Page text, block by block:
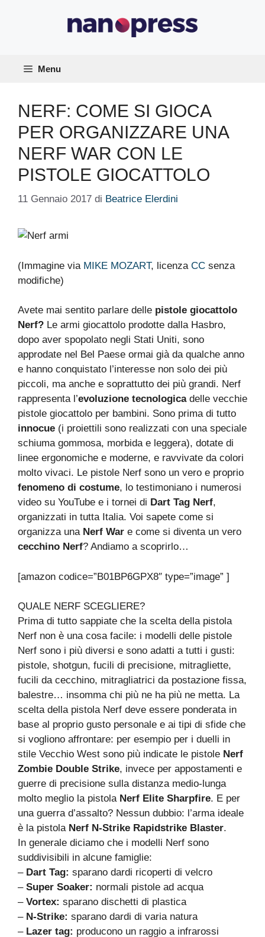
Menu
NERF: COME SI GIOCA
PER ORGANIZZARE UNA
NERF WAR CON LE
PISTOLE GIOCATTOLO
11 Gennaio 2017 di Beatrice Elerdini
(Immagine via MIKE MOZART, licenza CC senza
modifiche)
Avete mai sentito parlare delle pistole giocattolo
Nerf? Le armi giocattolo prodotte dalla Hasbro,
dopo aver spopolato negli Stati Uniti, sono
approdate nel Bel Paese ormai già da qualche anno
e hanno conquistato l’interesse non solo dei più
piccoli, ma anche e soprattutto dei più grandi. Nerf
rappresenta l’evoluzione tecnologicadelle vecchie
pistole giocattolo per bambini. Sono prima di tutto
innocue (i proiettili sono realizzati con una speciale
schiuma gommosa, morbida e leggera), dotate di
linee ergonomiche e moderne, e ravvivate da colori
molto vivaci. Le pistole Nerf sono un vero e proprio
fenomeno di costume, lo testimoniano i numerosi
video su YouTube e i tornei di Dart Tag Nerf,
organizzati in tutta Italia. Voi sapete come si
organizza una Nerf War e come si diventa un vero
cecchino Nerf? Andiamo a scoprirlo…
[amazon codice=”B01BP6GPX8″ type=”image” ]
QUALE NERF SCEGLIERE?
Prima di tutto sappiate che la scelta della pistola
Nerf non è una cosa facile: i modelli delle pistole
Nerf sono i più diversi e sono adatti a tutti i gusti:
pistole, shotgun, fucili di precisione, mitragliette,
fucili da cecchino, mitragliatrici da postazione fissa,
balestre… insomma chi più ne ha più ne metta. La
scelta della pistola Nerf deve essere ponderata in
base al proprio gusto personale e ai tipi di sfide che
si vogliono affrontare: per esempio per i duelli in
stile Vecchio West sono più indicate le pistole Nerf
Zombie Double Strike, invece per appostamenti e
guerre di precisione sulla distanza medio-lunga
molto meglio la pistola Nerf Elite Sharpfire. E per
una guerra d’assalto? Nessun dubbio: l’arma ideale
è la pistola Nerf N-Strike Rapidstrike Blaster.
In generale diciamo che i modelli Nerf sono
suddivisibili in alcune famiglie:
– Dart Tag: sparano dardi ricoperti di velcro
– Super Soaker: normali pistole ad acqua
– Vortex: sparano dischetti di plastica
– N-Strike: sparano dardi di varia natura
– Lazer tag: producono un raggio a infrarossi